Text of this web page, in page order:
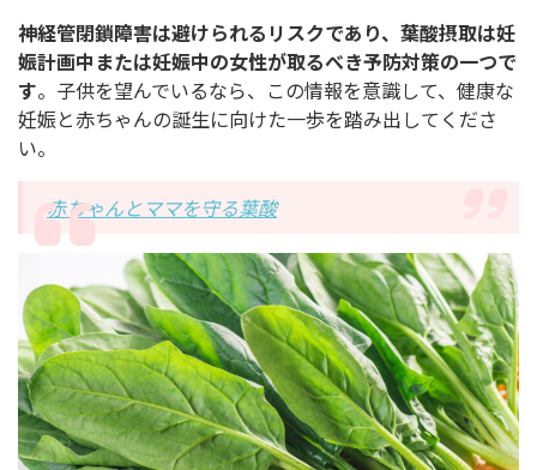
神経管閉鎖障害は避けられるリスクであり、葉酸摂取は妊
娠計画中または妊娠中の女性が取るべき予防対策の一つで
す。子供を望んでいるなら、この情報を意識して、健康な
妊娠と赤ちゃんの誕生に向けた一歩を踏み出してくださ
い。
赤ちゃんとママを守る葉酸